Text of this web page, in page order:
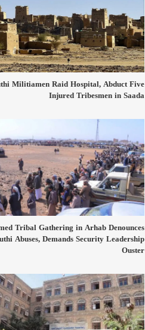
Militiamen Raid Hospital, Abduct Five
Injured Tribesmen in Saada
Tribal Gathering in Arhab Denounces
Abuses, Demands Security Leadership
Ouster